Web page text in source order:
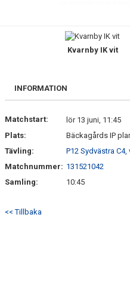
DOKUMENT
Kvarnby IK vit
INFORMATION
Matchstart:
lör 13 juni, 11:45
Plats:
Bäckagårds IP
Tävling:
P12 Sydvästra C4,
Matchnummer: 131521042
Samling:
10:45
<< Tillbaka